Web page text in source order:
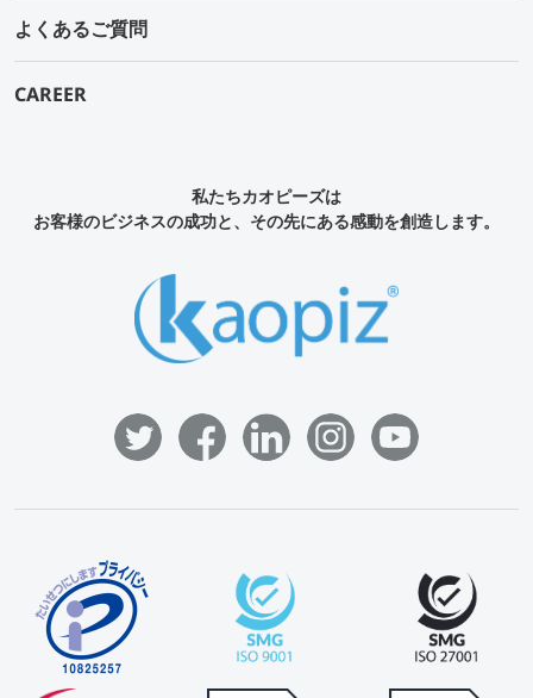
よくあるご質問
CAREER
私たちカオピーズは
お客様のビジネスの成功と、その先にある感動を創造します。